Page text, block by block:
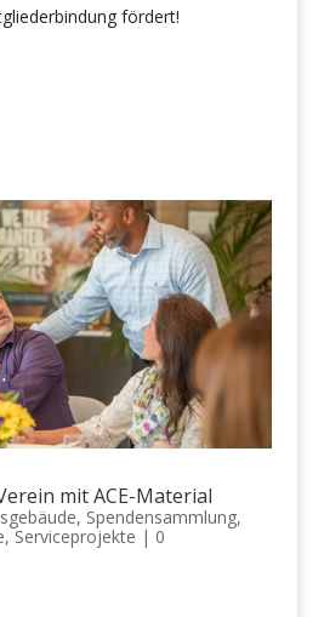
fördert!
mit ACE-Material
, Spendensammlung,
,Serviceprojekte | 0